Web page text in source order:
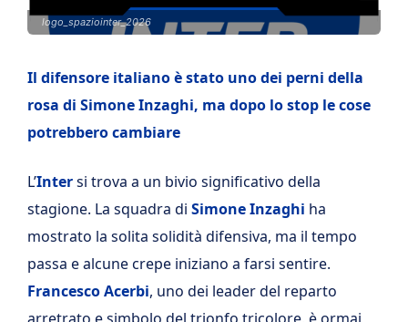
logo_spaziointer_2026
Il difensore italiano è stato uno dei perni della
rosa di Simone Inzaghi, ma dopo lo stop le cose
potrebbero cambiare
L’Intersi trova a un bivio significativo della
stagione. La squadra di Simone Inzaghi ha
mostrato la solita solidità difensiva, ma il tempo
passa e alcune crepe iniziano a farsi sentire.
FrancescoAcerbi, uno dei leader del reparto